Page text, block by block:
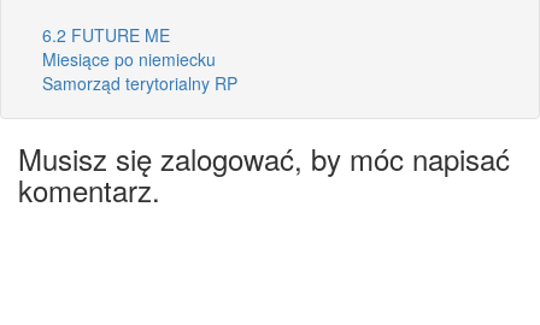
6.2 FUTURE ME
Miesiące po niemiecku
Samorząd terytorialny RP
Musisz się zalogować, by móc napisać
komentarz.